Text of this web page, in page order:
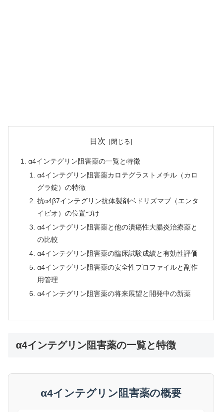
目次
α4インテグリン阻害薬の一覧と特徴
α4インテグリン阻害薬カロテグラストメチル（カロ
グラ錠）の特徴
抗α4β7インテグリン抗体製剤ベドリズマブ（エンタ
イビオ）の位置づけ
α4インテグリン阻害薬と他の潰瘍性大腸炎治療薬と
の比較
α4インテグリン阻害薬の臨床試験成績と有効性評価
α4インテグリン阻害薬の安全性プロファイルと副作
用管理
α4インテグリン阻害薬の将来展望と開発中の新薬
α4インテグリン阻害薬の一覧と特徴
α4インテグリン阻害薬の概要